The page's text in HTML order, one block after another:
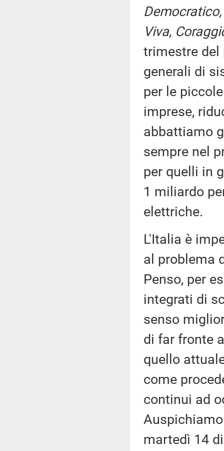
Viva,
trimestre del
generali di
per le
imprese,
abbattiamo
sempre nel
per quelli in
1 miliardo
elettriche.
L'Italia è
al problema
Penso, per
integrati di
senso
di far fronte
quello
come
continui ad
martedì 14